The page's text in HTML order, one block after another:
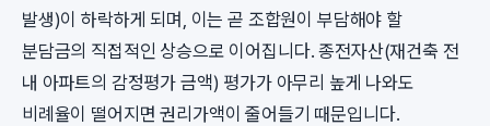
발생)이 하락하게 되며, 이는 곧 조합원이 부담해야 할
분담금의 직접적인 상승으로 이어집니다. 종전자산(재건축 전
내 아파트의 감정평가 금액) 평가가 아무리 높게 나와도
비례율이 떨어지면 권리가액이 줄어들기 때문입니다.